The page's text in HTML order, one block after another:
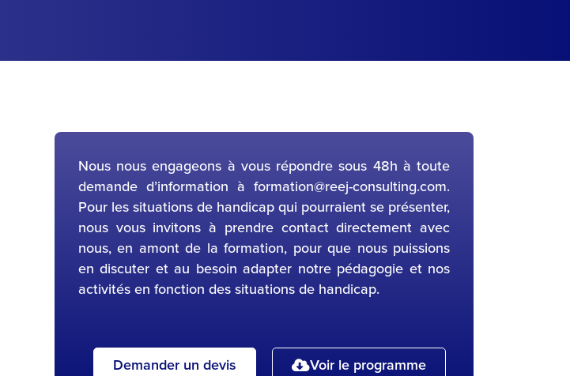
Nous nous engageons à vous répondre sous 48h à toute
demande d’information à formation@reej-consulting.com.
Pour les situations de handicap qui pourraient se présenter,
nous vous invitons à prendre contact directement avec
nous, en amont de la formation, pour que nous puissions
en discuter et au besoin adapter notre pédagogie et nos
activités en fonction des situations de handicap.
Demander un devis Voir le programme